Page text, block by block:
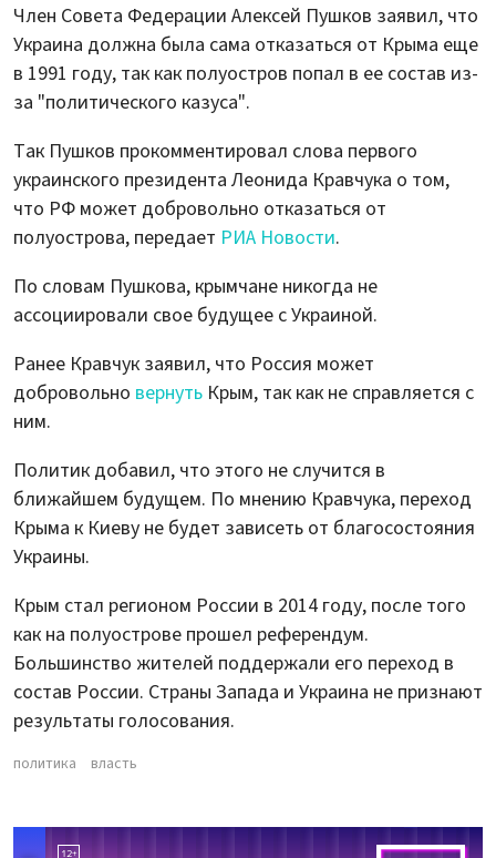
Член Совета Федерации Алексей Пушков заявил, что
Украина должна была сама отказаться от Крыма еще
в 1991 году, так как полуостров попал в ее состав из-
за "политического казуса".
Так Пушков прокомментировал слова первого
украинского президента Леонида Кравчука о том,
что РФ может добровольно отказаться от
полуострова, передает РИА Новости.
По словам Пушкова, крымчане никогда не
ассоциировали свое будущее с Украиной.
Ранее Кравчук заявил, что Россия может
добровольно вернуть Крым, так как не справляется с
ним.
Политик добавил, что этого не случится в
ближайшем будущем. По мнению Кравчука, переход
Крыма к Киеву не будет зависеть от благосостояния
Украины.
Крым стал регионом России в 2014 году, после того
как на полуострове прошел референдум.
Большинство жителей поддержали его переход в
состав России. Страны Запада и Украина не признают
результаты голосования.
политика власть